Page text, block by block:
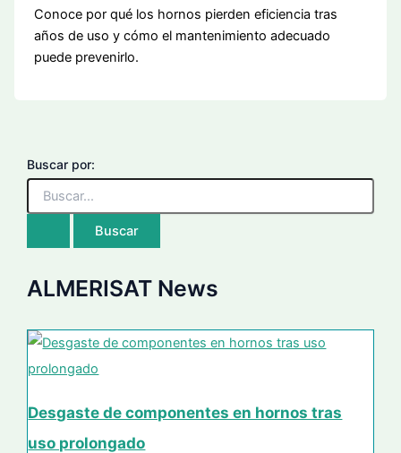
Conoce por qué los hornos pierden eficiencia tras
años de uso y cómo el mantenimiento adecuado
puede prevenirlo.
Buscar por:
ALMERISAT News
Desgaste de componentes en hornos tras
uso prolongado